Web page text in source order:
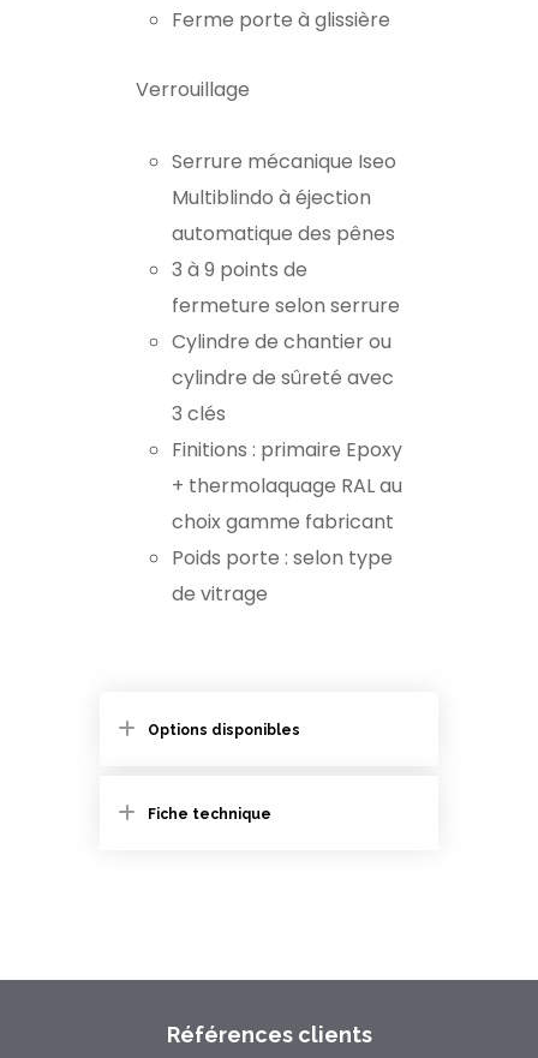
Ferme porte à glissière
Verrouillage
Serrure mécanique Iseo
Multiblindo à éjection
automatique des pênes
3 à 9 points de
fermeture selon serrure
Cylindre de chantier ou
cylindre de sûreté avec
3 clés
Finitions : primaire Epoxy
+ thermolaquage RAL au
choix gamme fabricant
Poids porte : selon type
de vitrage
Options disponibles
Fiche technique
Références clients